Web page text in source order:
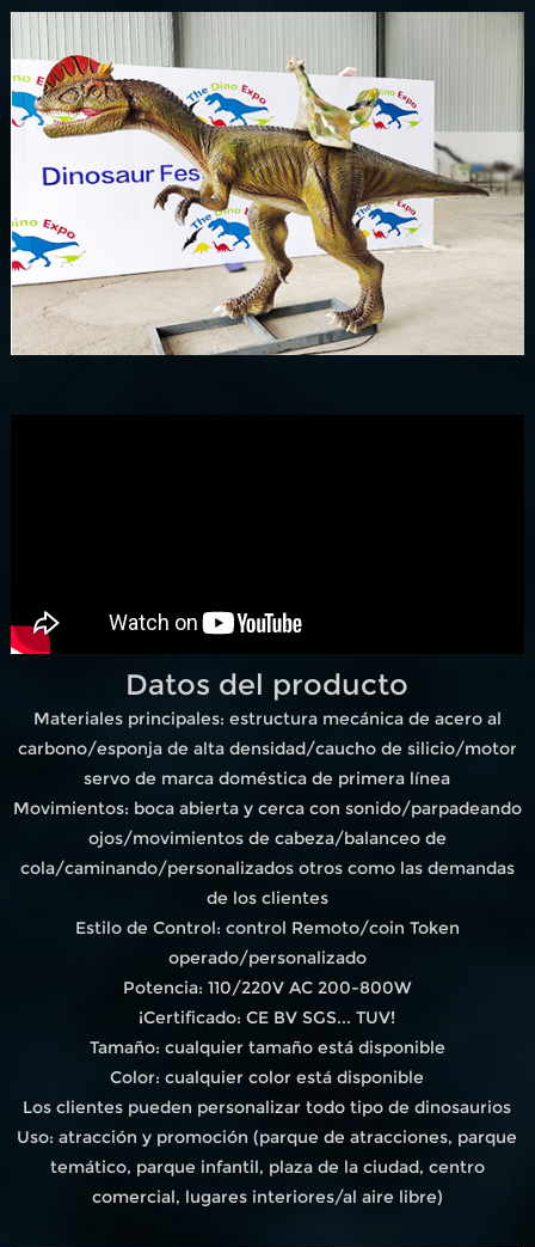
Datos del producto
Materiales principales: estructura mecánica de acero al
carbono/esponja de alta densidad/caucho de silicio/motor
servo de marca doméstica de primera línea
Movimientos: boca abierta y cerca con sonido/parpadeando
ojos/movimientos de cabeza/balanceo de
cola/caminando/personalizados otros como las demandas
de los clientes
Estilo de Control: control Remoto/coin Token
operado/personalizado
Potencia: 110/220V AC 200-800W
¡Certificado: CE BV SGS... TUV!
Tamaño: cualquier tamaño está disponible
Color: cualquier color está disponible
Los clientes pueden personalizar todo tipo de dinosaurios
Uso: atracción y promoción (parque de atracciones, parque
temático, parque infantil, plaza de la ciudad, centro
comercial, lugares interiores/al aire libre)